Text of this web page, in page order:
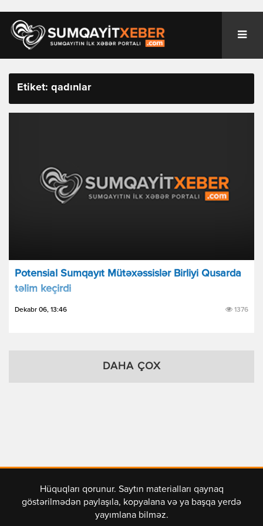
Etiket: qadınlar
Potensial Sumqayıt Mütəxəssislər Birliyi Qusarda
təlim keçirdi
Dekabr 06, 13:46 1376
DAHA ÇOX
Hüquqları qorunur. Saytın materialları qaynaq
göstərilmədən paylaşıla, kopyalana və ya başqa yerdə
yayımlana bilməz.